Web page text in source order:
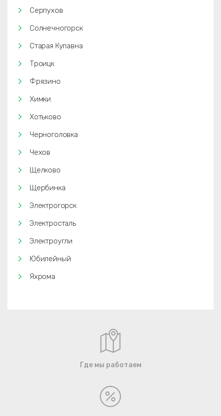
Серпухов
Солнечногорск
Старая Купавна
Троицк
Фрязино
Химки
Хотьково
Черноголовка
Чехов
Щелково
Щербинка
Электрогорск
Электросталь
Электроугли
Юбилейный
Яхрома
Где мы работаем